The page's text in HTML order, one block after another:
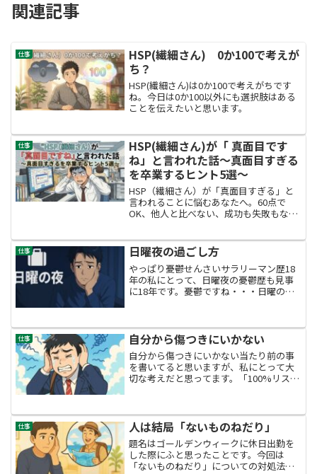
関連記事
仕事
HSP(繊細さん) 0か100で考えが
ち？
HSP(繊細さん)は0か100で考えがちです
ね。今日は0か100以外にも選択肢はある
ことを伝えたいと思います。
仕事
HSP(繊細さん)が「 真面目です
ね」と言われた話〜真面目すぎる
を卒業するヒント5選〜
HSP（繊細さん）が「真面目すぎる」と
言われることに悩むあなたへ。60点で
OK、他人と比べない、成功も失敗もな
と共に分かりやすく紹介します。共感と
軽さをもたらす記事です。
仕事 日曜夜の過ごし方
やっぱり憂鬱せんさいサラリーマン歴18
年の私にとって、日曜夜の憂鬱歴も見事
に18年です。憂鬱ですね・・・日曜の夜
をご紹介します。自分の好きなことを考
える週末の予定を考え...
仕事 自分から傷つきにいかない
自分から傷つきにいかない当たり前の事
を書いてると思いますが、私にとって大
切な考えだと思ってます。「100%リスク
い出してしまったときに、どんどん深堀
りしていかないという...
仕事 人は結局「ないものねだり」
題名はゴールデンウィークに休日出勤を
した際にふと思ったことです。今回は
「ないものねだり」についての対処法を